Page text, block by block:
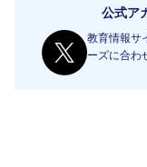
公式ア
教育情報サ
ーズに合わ